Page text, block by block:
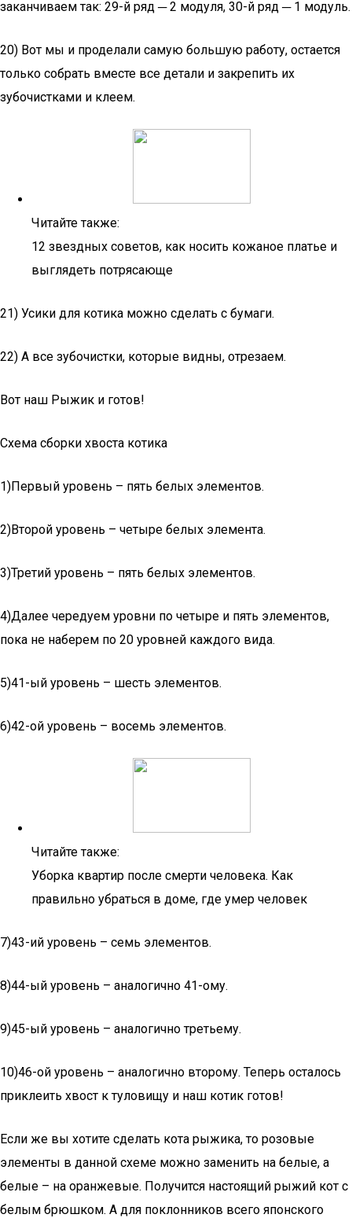
заканчиваем так: 29-й ряд ─ 2 модуля, 30-й ряд ─ 1 модуль.
20) Вот мы и проделали самую большую работу, остается
только собрать вместе все детали и закрепить их
зубочистками и клеем.
Читайте также:
12 звездных советов, как носить кожаное платье и
выглядеть потрясающе
21) Усики для котика можно сделать с бумаги.
22) А все зубочистки, которые видны, отрезаем.
Вот наш Рыжик и готов!
Схема сборки хвоста котика
1)Первый уровень – пять белых элементов.
2)Второй уровень – четыре белых элемента.
3)Третий уровень – пять белых элементов.
4)Далее чередуем уровни по четыре и пять элементов,
пока не наберем по 20 уровней каждого вида.
5)41-ый уровень – шесть элементов.
6)42-ой уровень – восемь элементов.
Читайте также:
Уборка квартир после смерти человека. Как
правильно убраться в доме, где умер человек
7)43-ий уровень – семь элементов.
8)44-ый уровень – аналогично 41-ому.
9)45-ый уровень – аналогично третьему.
10)46-ой уровень – аналогично второму. Теперь осталось
приклеить хвост к туловищу и наш котик готов!
Если же вы хотите сделать кота рыжика, то розовые
элементы в данной схеме можно заменить на белые, а
белые – на оранжевые. Получится настоящий рыжий кот с
белым брюшком. А для поклонников всего японского